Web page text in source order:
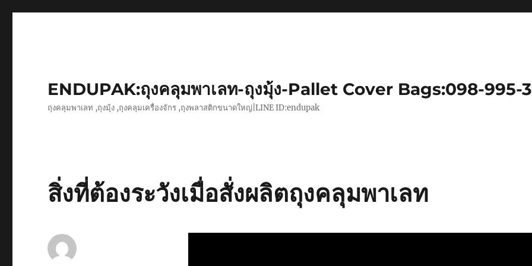
ENDUPAK:ถุงคลุมพาเลท-ถุงมุ้ง-Pallet Cover Bags:098-995-
ถุงคลุมพาเลท ,ถุงมุ้ง ,ถุงคลุมเครื่องจักร ,ถุงพลาสติกขนาดใหญ่|LINE ID:endupak
สิ่งที่ต้องระวังเมื่อสั่งผลิตถุงคลุมพาเลท